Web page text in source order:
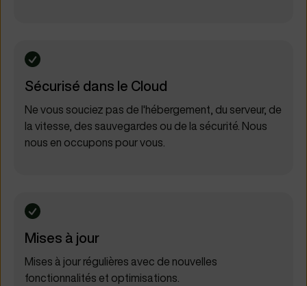
Sécurisé dans le Cloud
Ne vous souciez pas de l'hébergement, du serveur, de
la vitesse, des sauvegardes ou de la sécurité. Nous
nous en occupons pour vous.
Mises à jour
Mises à jour régulières avec de nouvelles
fonctionnalités et optimisations.